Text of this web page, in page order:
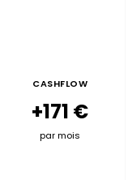
CASHFLOW
+171 €
par mois